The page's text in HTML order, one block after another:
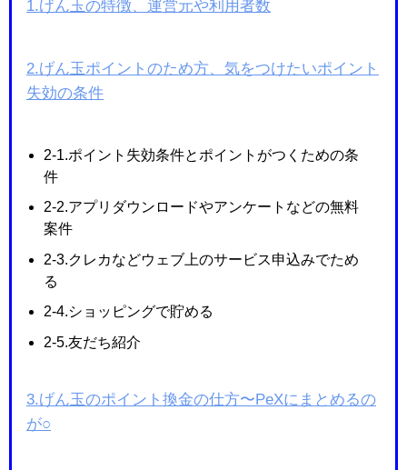
1.げん玉の特徴、運営元や利用者数
2.げん玉ポイントのため方、気をつけたいポイント
失効の条件
2-1.ポイント失効条件とポイントがつくための条
件
2-2.アプリダウンロードやアンケートなどの無料
案件
2-3.クレカなどウェブ上のサービス申込みでため
る
2-4.ショッピングで貯める
2-5.友だち紹介
3.げん玉のポイント換金の仕方〜PeXにまとめるの
が○